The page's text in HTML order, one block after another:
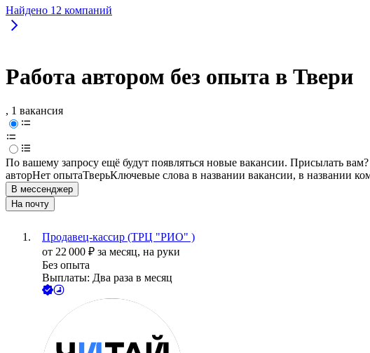
Найдено 12 компаний
Работа автором без опыта в Твери
, 1 вакансия
По вашему запросу ещё будут появляться новые вакансии. Присылать вам?
авторНет опытаТверьКлючевые слова в названии вакансии, в названии
В мессенджер
На почту
Продавец-кассир (ТРЦ "РИО" )
от 22 000 ₽ за месяц, на руки
Без опыта
Выплаты: Два раза в месяц